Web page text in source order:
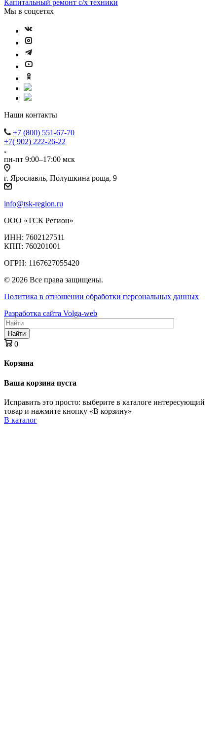
Капитальный ремонт с/х техники
Мы в соцсетях
Наши контакты
+7 (800) 551-67-70
+7( 902) 222-26-22
пн-пт 9:00–17:00 мск
г. Ярославль, Полушкина роща, 9
info@tsk-region.ru
ООО «ТСК Регион»
ИНН: 7602127511
КПП: 760201001
ОГРН: 1167627055420
© 2026 Все права защищены.
Политика в отношении обработки персональных данных
Разработка сайта Volga-web
Найти
0
Корзина
Ваша корзина пуста
Исправить это просто: выберите в каталоге интересующий
товар и нажмите кнопку «В корзину»
В каталог